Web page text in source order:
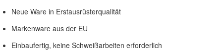
Neue Ware in Erstausrüsterqualität
Markenware aus der EU
Einbaufertig, keine Schweißarbeiten erforderlich